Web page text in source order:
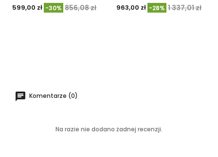
599,00 zł -30% 856,08 zł 963,00 zł -28% 1 337,01 zł
Komentarze (0)
Na razie nie dodano żadnej recenzji.